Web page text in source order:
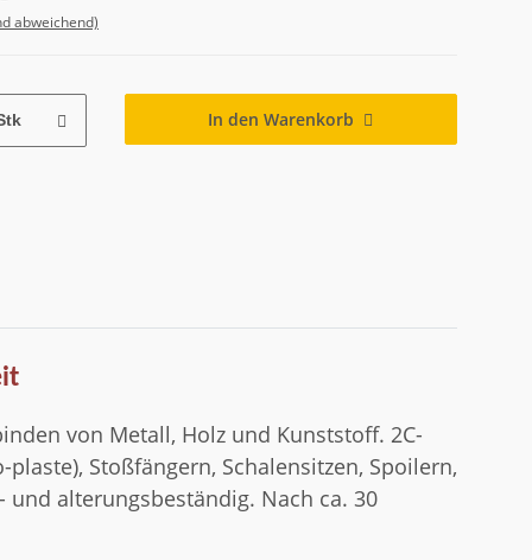
abweichend)
In den Warenkorb
von Metall, Holz und Kunststoff. 2C-
Stoßfängern, Schalensitzen, Spoilern,
alterungsbeständig. Nach ca. 30